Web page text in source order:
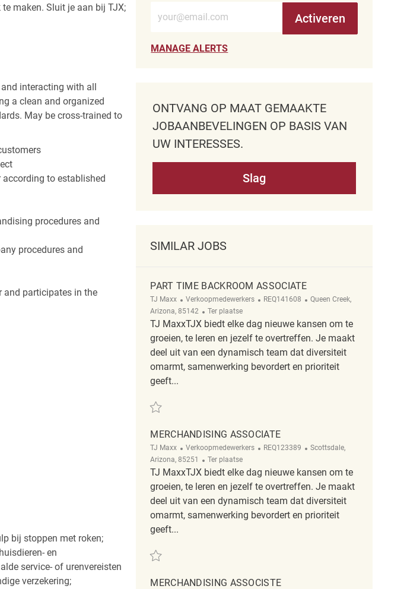
maken. Sluit je aan bij TJX;
interacting with all
a clean and organized
May be cross-trained to
to established
procedures and
procedures and
and participates in the
bij stoppen met roken;
en
service- of urenvereisten
verzekering;
Activeren
MANAGE ALERTS
ONTVANG OP MAAT GEMAAKTE
JOBAANBEVELINGEN OP BASIS VAN
UW INTERESSES.
Slag
SIMILAR JOBS
PART TIME BACKROOM ASSOCIATE
TJ Maxx Categorie
Verkoopmedewerkers ReqId
REQ141608 Plaats
Queen Creek,
Arizona, 85142
Afgelegen
Ter plaatse
TJ MaxxTJX biedt elke dag nieuwe kansen om te
groeien, te leren en jezelf te overtreffen. Je maakt
deel uit van een dynamisch team dat diversiteit
omarmt, samenwerking bevordert en prioriteit
geeft...
Redden Part Time Backroom Associate REQ141608
MERCHANDISING ASSOCIATE
TJ Maxx Categorie
Verkoopmedewerkers ReqId
REQ123389 Plaats
Scottsdale,
Arizona, 85251
Afgelegen
Ter plaatse
TJ MaxxTJX biedt elke dag nieuwe kansen om te
groeien, te leren en jezelf te overtreffen. Je maakt
deel uit van een dynamisch team dat diversiteit
omarmt, samenwerking bevordert en prioriteit
geeft...
MERCHANDISING ASSOCISTE